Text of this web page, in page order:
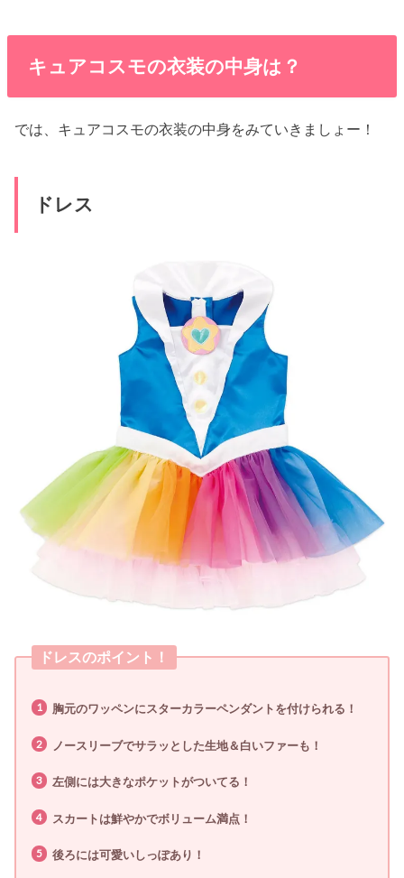
キュアコスモの衣装の中身は？
では、キュアコスモの衣装の中身をみていきましょー！
ドレス
ドレスのポイント！
胸元のワッペンにスターカラーペンダントを付けられる！
ノースリーブでサラッとした生地＆白いファーも！
左側には大きなポケットがついてる！
スカートは鮮やかでボリューム満点！
後ろには可愛いしっぽあり！